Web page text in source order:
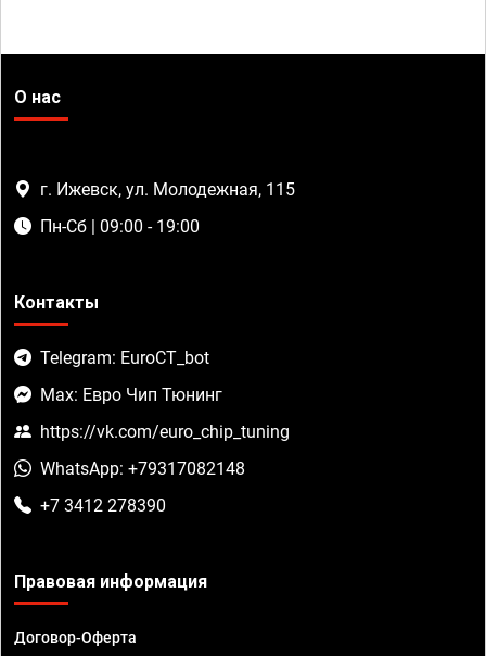
О нас
г. Ижевск, ул. Молодежная, 115
Пн-Сб | 09:00 - 19:00
Контакты
Telegram: EuroCT_bot
Max: Евро Чип Тюнинг
https://vk.com/euro_chip_tuning
WhatsApp: +79317082148
+7 3412 278390
Правовая информация
Договор-Оферта